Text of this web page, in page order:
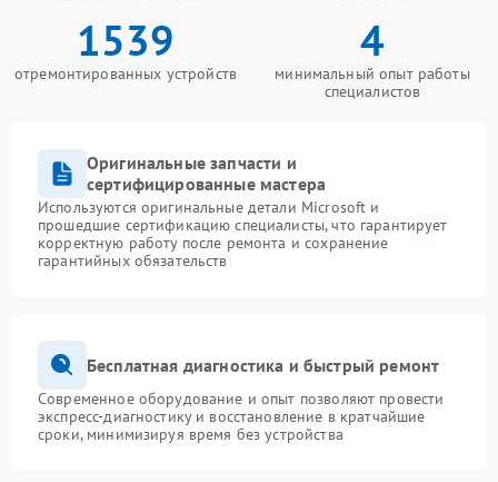
1539
отремонтированных устройств
4
минимальный опыт работы
специалистов
Оригинальные запчасти и
сертифицированные мастера
Используются оригинальные детали Microsoft и
прошедшие сертификацию специалисты, что гарантирует
корректную работу после ремонта и сохранение
гарантийных обязательств
Бесплатная диагностика и быстрый ремонт
Современное оборудование и опыт позволяют провести
экспресс-диагностику и восстановление в кратчайшие
сроки, минимизируя время без устройства